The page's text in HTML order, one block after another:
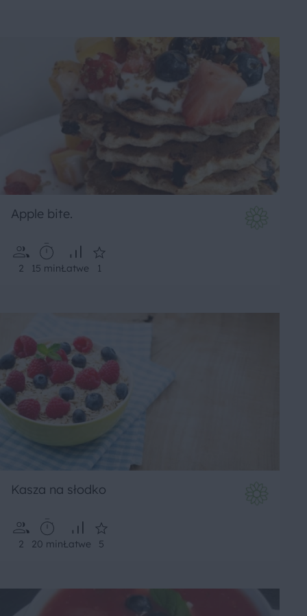
Apple bite.
2 15 minŁatwe 1
Kasza na słodko
2 20 minŁatwe 5